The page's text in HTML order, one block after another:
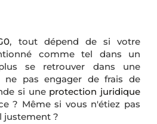
, tout dépend de si votre
comme tel dans un
se retrouver dans une
ne pas engager de frais de
si une protection juridique
? Même si vous n'étiez pas
justement ?